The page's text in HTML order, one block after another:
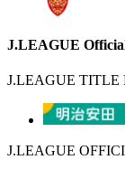
J.LEAGUE
J.LEAGUE TITLE
J.LEAGUE